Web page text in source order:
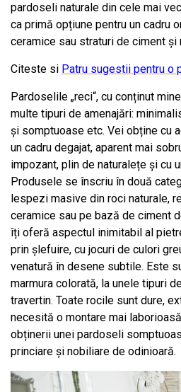
pardoseli naturale din cele mai
ca primă opțiune pentru un cadru
ceramice sau straturi de ciment și
Citeste si Patru sugestii pentru o
Pardoselile „reci“, cu conținut
multe tipuri de amenajări:
și somptuoase etc. Vei obține cu
un cadru degajat, aparent mai
impozant, plin de naturalețe și cu
Produsele se înscriu în două
lespezi masive din roci naturale,
ceramice sau pe bază de ciment
îți oferă aspectul inimitabil al
prin șlefuire, cu jocuri de culori
venatură în desene subtile. Este
marmura colorată, la unele tipuri
travertin. Toate rocile sunt dure,
necesită o montare mai
obținerii unei pardoseli
princiare și nobiliare de odinioară.